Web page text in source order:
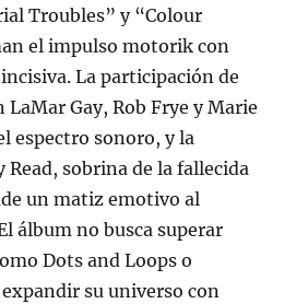
Troubles” y “Colour
el impulso motorik con
La participación de
LaMar Gay, Rob Frye y Marie
espectro sonoro, y la
Read, sobrina de la fallecida
un matiz emotivo al
álbum no busca superar
Dots and Loops o
su universo con